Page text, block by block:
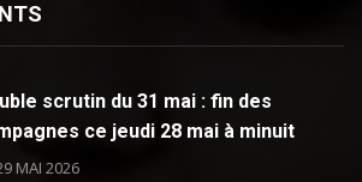
scrutin du 31 mai : fin des
ce jeudi 28 mai à minuit
MAI 2026